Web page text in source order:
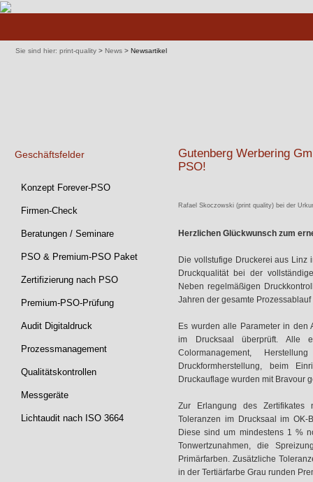
Sie sind hier: print-quality > News > Newsartikel
Gutenberg Werbering
PSO!
Rafael Skoczowski (print quality) bei der
Herzlichen Glückwunsch zum
Die vollstufige Druckerei aus Linz
Druckqualität bei der
Neben regelmäßigen
Jahren der gesamte
Es wurden alle Parameter in den
im Drucksaal überprüft. Alle
Colormanagement,
Druckformherstellung, beim
Druckauflage wurden mit Bravour
Zur Erlangung des Zertifikates
Toleranzen im Drucksaal im OK-
Diese sind um mindestens 1 %
Tonwertzunahmen, die
Primärfarben. Zusätzliche
in der Tertiärfarbe Grau runden
Geschäftsfelder
Navigation
überspringen
Konzept Forever-PSO
Firmen-Check
Beratungen / Seminare
PSO & Premium-PSO Paket
Zertifizierung nach PSO
Premium-PSO-Prüfung
Audit Digitaldruck
Prozessmanagement
Qualitätskontrollen
Messgeräte
Lichtaudit nach ISO 3664